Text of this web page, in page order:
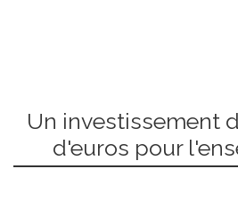
Un investissement
d'euros pour